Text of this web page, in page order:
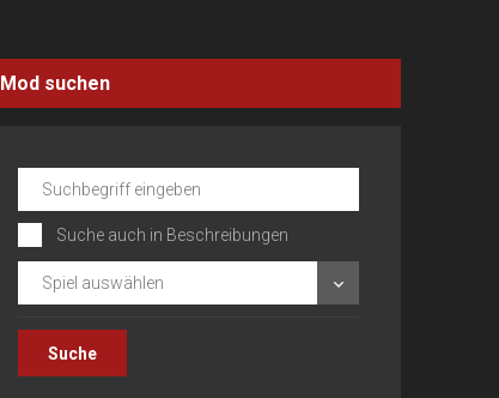
Mod suchen
Suche auch in Beschreibungen
Spiel auswählen